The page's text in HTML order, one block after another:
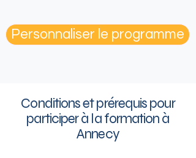
Personnaliser le programme
Conditions et prérequis pour
participer à la formation à
Annecy